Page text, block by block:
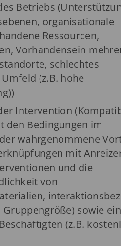
Betriebs
organisationale
Ressourcen,
Vorhandensein
schlechtes
(z.B. hohe
Intervention
den Bedingungen im
wahrgenommene
mit
und die
von
Gruppengröße) sowie
(z.B.